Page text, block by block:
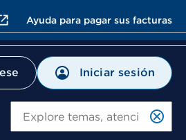
Ayuda para pagar sus facturas
Iniciar sesión